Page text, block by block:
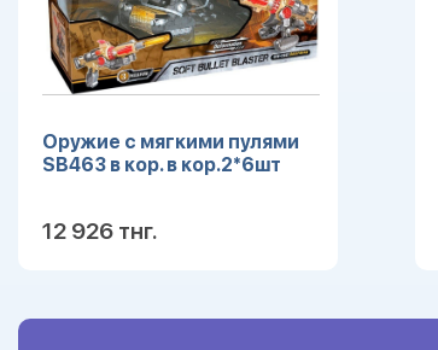
Оружие с мягкими пулями
SB463 в кор. в кор.2*6шт
12 926 тнг.